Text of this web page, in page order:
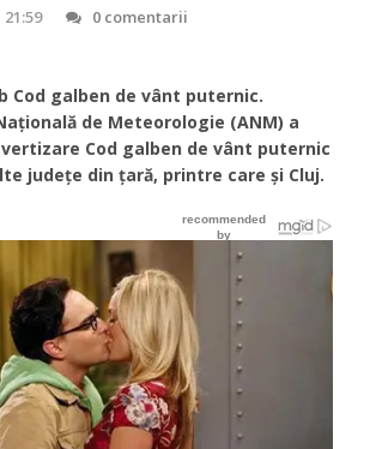
0 comentarii
Cod galben de vânt puternic.
de Meteorologie (ANM) a
Cod galben de vânt puternic
județe din țară, printre care și Cluj.